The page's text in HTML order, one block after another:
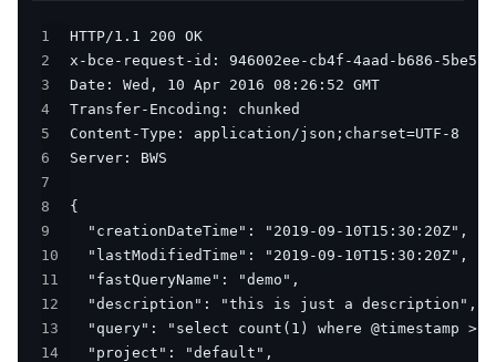
1
2
3
4
5
6
7
8
9
10
11
12
13
14